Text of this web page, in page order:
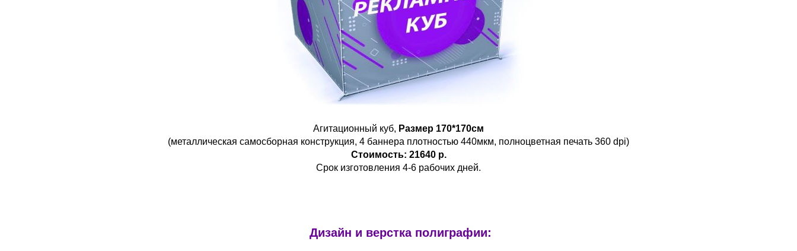
Агитационный куб, Размер 170*170см
(металлическая самосборная конструкция, 4 баннера плотностью 440мкм, полноцветная печать 360 dpi)
Стоимость: 21640 р.
Срок изготовления 4-6 рабочих дней.
Дизайн и верстка полиграфии: